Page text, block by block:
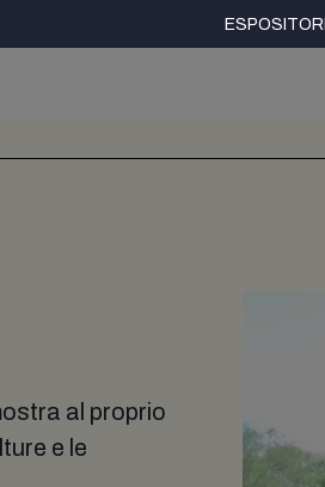
ESPOSITORI
al proprio
e le